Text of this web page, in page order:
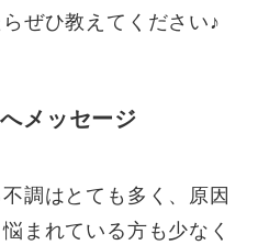
ぜひ教えてください♪
メッセージ
調はとても多く、原因
まれている方も少なく